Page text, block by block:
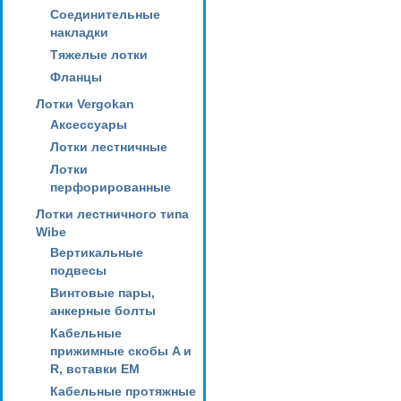
Соединительные
накладки
Тяжелые лотки
Фланцы
Лотки Vergokan
Аксессуары
Лотки лестничные
Лотки
перфорированные
Лотки лестничного типа
Wibe
Вертикальные
подвесы
Винтовые пары,
анкерные болты
Кабельные
прижимные скобы A и
R, вставки EM
Кабельные протяжные